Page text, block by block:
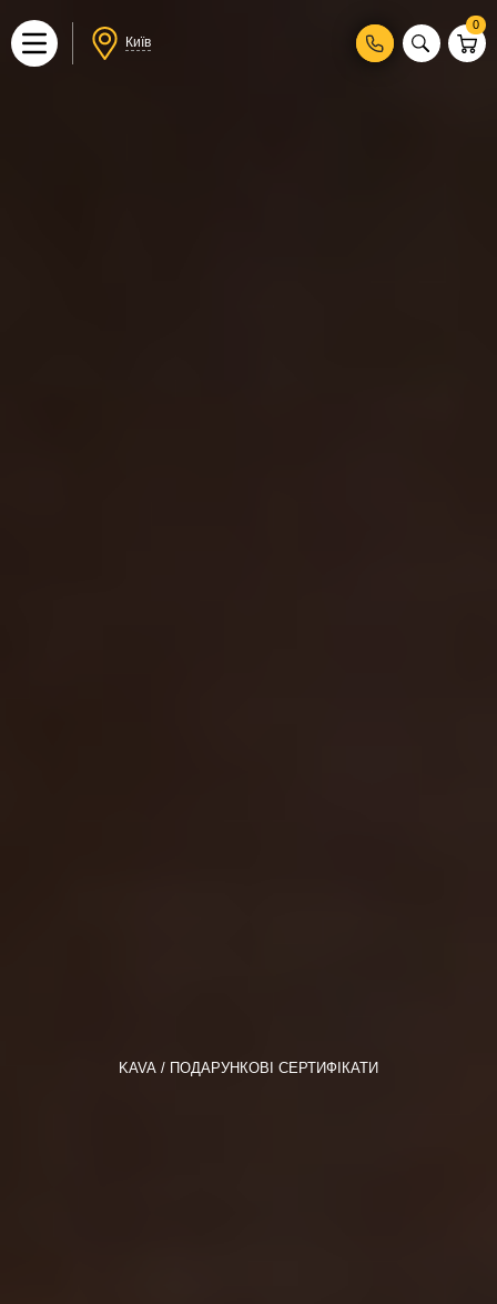
Київ
0
KAVA ПОДАРУНКОВІ СЕРТИФІКАТИ